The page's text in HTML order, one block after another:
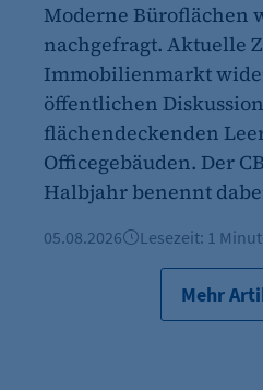
Cookie Erkennung
2 Jahre
et_allow_cookies
etracker GmbH
Es erlaubt eTracker
Moderne Büroflächen
nachgefragt. Aktuelle
Immobilienmarkt
öffentlichen
flächendeckenden
Officegebäuden. Der
Halbjahr benennt
05.08.2026 Lesezeit: 1
Mehr